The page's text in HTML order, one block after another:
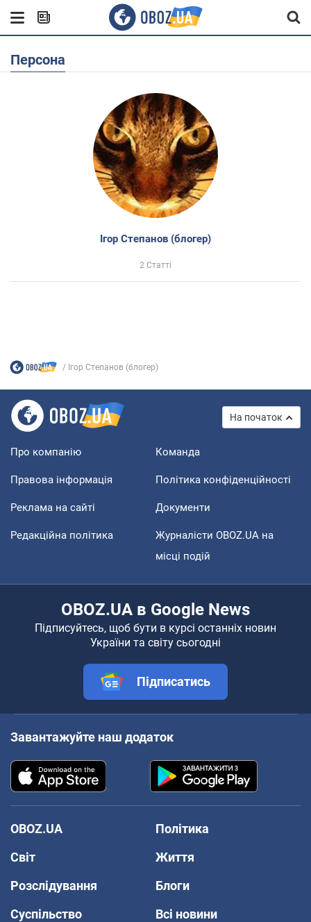
Персона
Ігор Степанов (блогер)
2 Статті
Ігор Степанов (блогер)
На початок
Про компанію Команда
Правова інформація Політика конфіденційності
Реклама на сайті Документи
Редакційна політика
Журналісти OBOZ.UA на
місці подій
OBOZ.UA в Google News
Підписуйтесь, щоб бути в курсі останніх новин
України та світу сьогодні
Підписатись
Завантажуйте наш додаток
OBOZ.UA
Політика
Світ
Життя
Розслідування
Блоги
Суспільство
Всі новини